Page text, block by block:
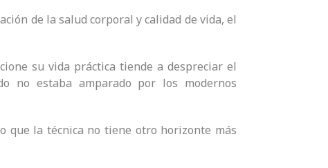
de la salud corporal y calidad de vida, el
su vida práctica tiende a despreciar el
no estaba amparado por los modernos
que la técnica no tiene otro horizonte más